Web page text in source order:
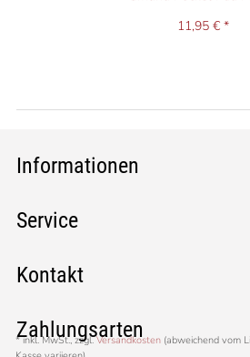
11,95 € *
Informationen
Service
Kontakt
Zahlungsarten
*inkl. MwSt., zzgl.Versandkosten (abweichend vom